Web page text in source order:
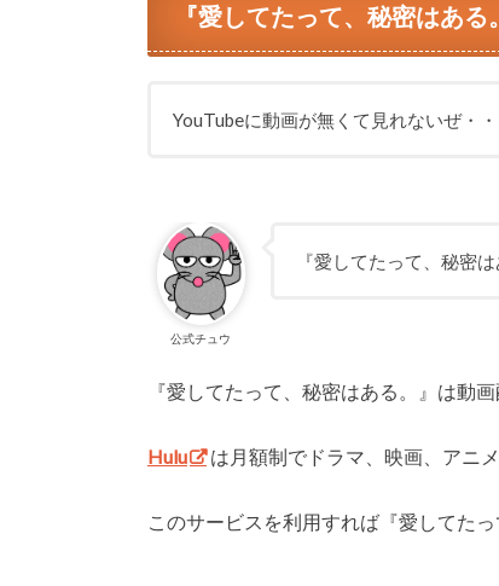
『愛してたって、秘密はあ
YouTubeに動画が無くて見れないぜ・・
公式チュウ
『愛してたって、秘密
『愛してたって、秘密はある。』は動
Hulu は月額制でドラマ、映画、アニ
このサービスを利用すれば『愛してた